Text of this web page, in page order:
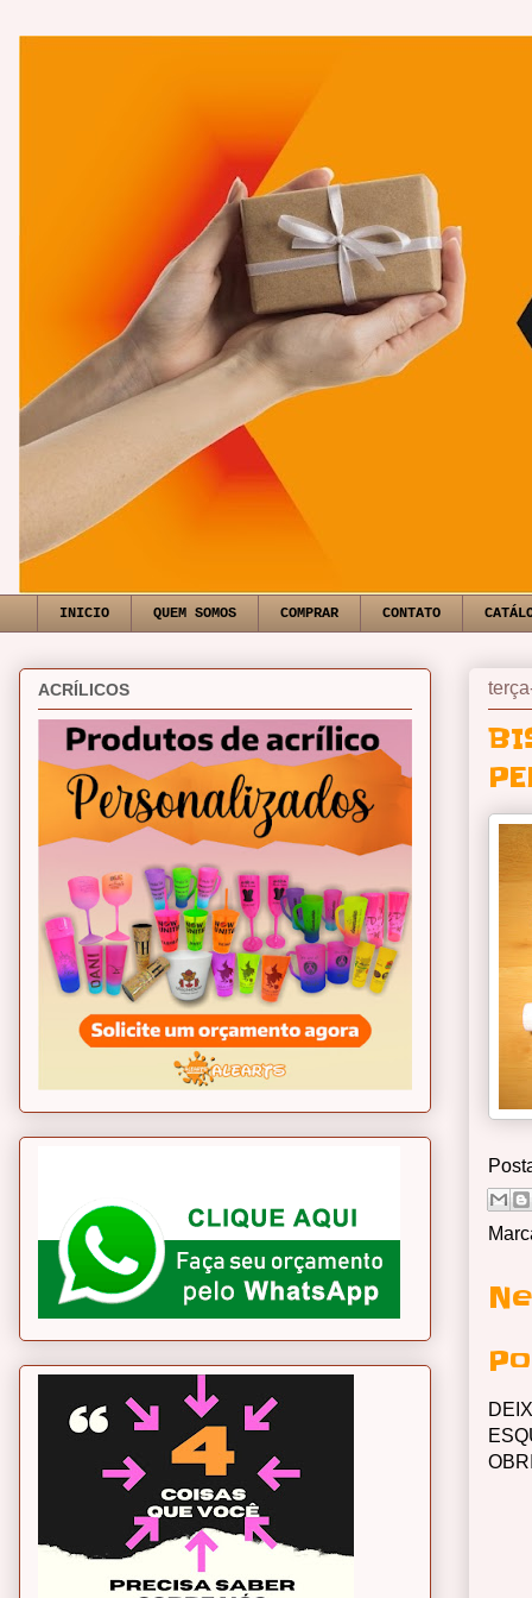
INICIO QUEM SOMOS COMPRAR CONTATO
ACRÍLICOS